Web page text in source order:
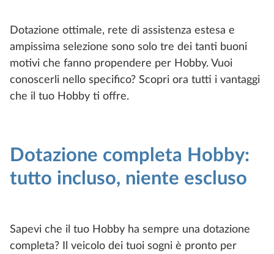
Dotazione ottimale, rete di assistenza estesa e
ampissima selezione sono solo tre dei tanti buoni
motivi che fanno propendere per Hobby. Vuoi
conoscerli nello specifico? Scopri ora tutti i vantaggi
che il tuo Hobby ti offre.
Dotazione completa Hobby:
tutto incluso, niente escluso
Sapevi che il tuo Hobby ha sempre una dotazione
completa? Il veicolo dei tuoi sogni è pronto per